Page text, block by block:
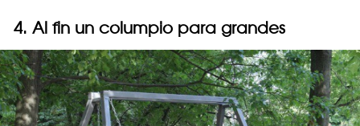
4. Al fin un columpio para grandes